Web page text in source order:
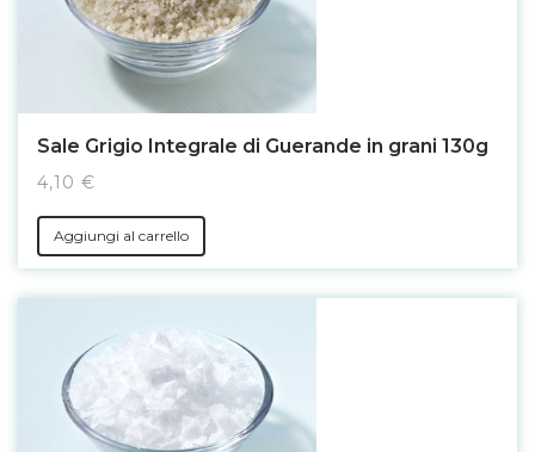
Sale Grigio Integrale di Guerande in grani 130g
4,10 €
Aggiungi al carrello